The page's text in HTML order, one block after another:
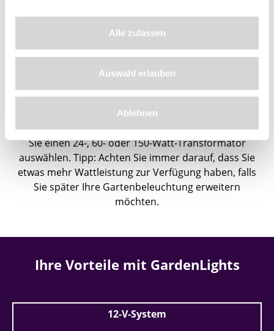
Alle zulassen
Auswahl erlauben
Ablehnen
Die Gesamtleistung der gewählten Beleuchtung
Sie dazu die Anzahl Watt der Lampen und der
Zubehörteile. Die Wattzahl ist in der Beschreibung der
jeweiligen Leuchte angegeben. Anschließend können
Sie einen 24-, 60- oder 150-Watt-Transformator
auswählen. Tipp: Achten Sie immer darauf, dass Sie
etwas mehr Wattleistung zur Verfügung haben, falls
Sie später Ihre Gartenbeleuchtung erweitern
möchten.
Ihre Vorteile mit GardenLights
12-V-System